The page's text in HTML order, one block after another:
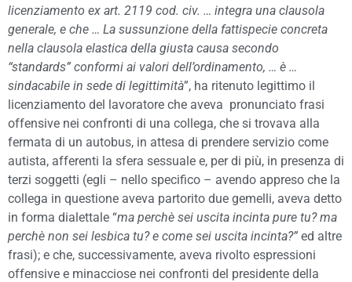
licenziamento ex art. 2119 cod. civ. … integra una clausola
generale, e che … La sussunzione della fattispecie concreta
nella clausola elastica della giusta causa secondo
“standards” conformi ai valori dell’ordinamento, … è …
sindacabile in sede di legittimità”, ha ritenuto legittimo il
licenziamento del lavoratore che aveva pronunciato frasi
offensive nei confronti di una collega, che si trovava alla
fermata di un autobus, in attesa di prendere servizio come
autista, afferenti la sfera sessuale e, per di più, in presenza di
terzi soggetti (egli – nello specifico – avendo appreso che la
collega in questione aveva partorito due gemelli, aveva detto
in forma dialettale “ma perchè sei uscita incinta pure tu? ma
perchè non sei lesbica tu? e come sei uscita incinta?” ed altre
frasi); e che, successivamente, aveva rivolto espressioni
offensive e minacciose nei confronti del presidente della